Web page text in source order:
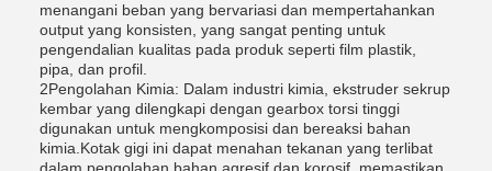
menangani beban yang bervariasi dan mempertahankan
output yang konsisten, yang sangat penting untuk
pengendalian kualitas pada produk seperti film plastik,
pipa, dan profil.
2Pengolahan Kimia: Dalam industri kimia, ekstruder sekrup
kembar yang dilengkapi dengan gearbox torsi tinggi
digunakan untuk mengkomposisi dan bereaksi bahan
kimia.Kotak gigi ini dapat menahan tekanan yang terlibat